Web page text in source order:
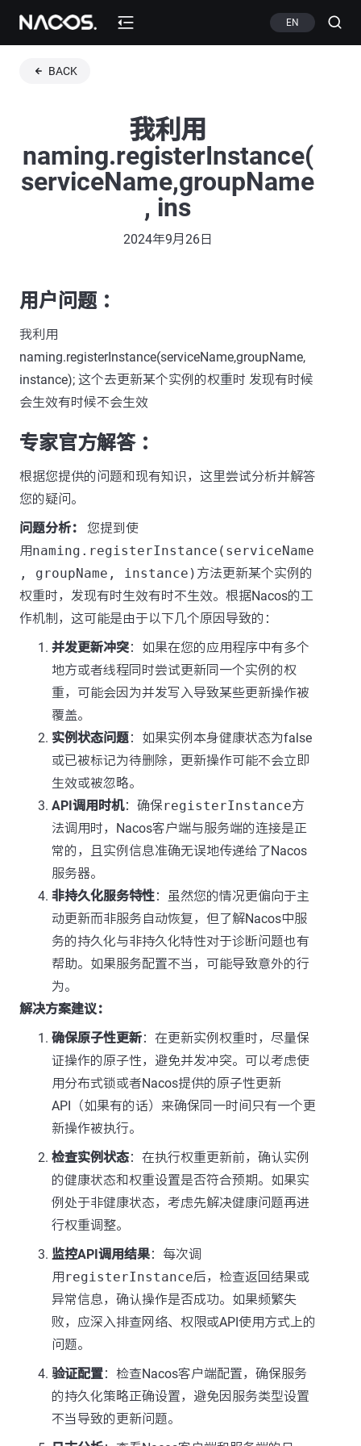
EN
BACK
我利用
naming.registerInstance(
serviceName,groupName
, ins
2024年9月26日
用户问题 ：
我利用
naming.registerInstance(serviceName,groupName,
instance); 这个去更新某个实例的权重时 发现有时候
会生效有时候不会生效
专家官方解答 ：
根据您提供的问题和现有知识，这里尝试分析并解答
您的疑问。
问题分析：
您提到使
用naming.registerInstance(serviceName
, groupName, instance) 方法更新某个实例的
权重时，发现有时生效有时不生效。根据Nacos的工
作机制，这可能是由于以下几个原因导致的：
并发更新冲突：如果在您的应用程序中有多个
地方或者线程同时尝试更新同一个实例的权
重，可能会因为并发写入导致某些更新操作被
覆盖。
实例状态问题：如果实例本身健康状态为false
或已被标记为待删除，更新操作可能不会立即
生效或被忽略。
API调用时机：确保registerInstance方
法调用时，Nacos客户端与服务端的连接是正
常的，且实例信息准确无误地传递给了Nacos
服务器。
非持久化服务特性：虽然您的情况更偏向于主
动更新而非服务自动恢复，但了解Nacos中服
务的持久化与非持久化特性对于诊断问题也有
帮助。如果服务配置不当，可能导致意外的行
为。
解决方案建议：
确保原子性更新：在更新实例权重时，尽量保
证操作的原子性，避免并发冲突。可以考虑使
用分布式锁或者Nacos提供的原子性更新
API（如果有的话）来确保同一时间只有一个更
新操作被执行。
检查实例状态：在执行权重更新前，确认实例
的健康状态和权重设置是否符合预期。如果实
例处于非健康状态，考虑先解决健康问题再进
行权重调整。
监控API调用结果：每次调
用registerInstance后，检查返回结果或
异常信息，确认操作是否成功。如果频繁失
败，应深入排查网络、权限或API使用方式上的
问题。
验证配置：检查Nacos客户端配置，确保服务
的持久化策略正确设置，避免因服务类型设置
不当导致的更新问题。